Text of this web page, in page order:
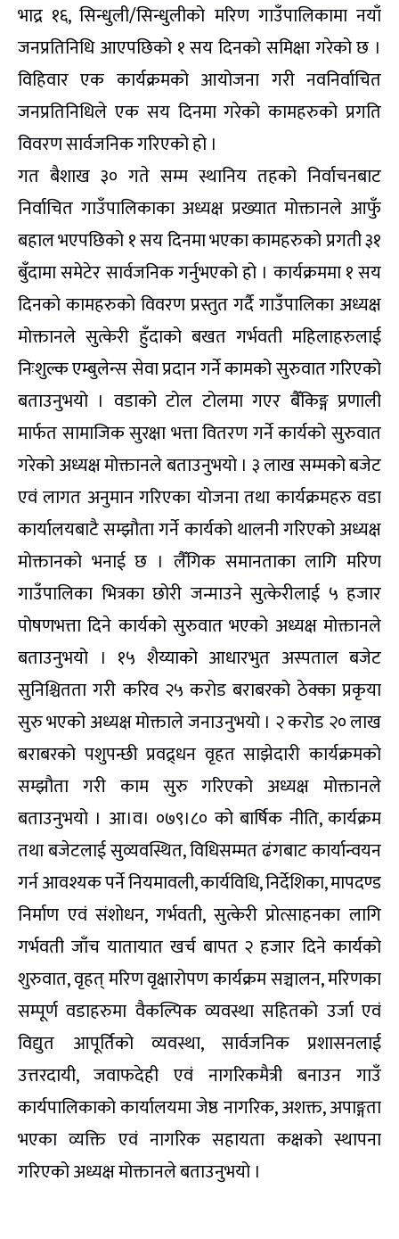
भाद्र १६, सिन्धुली/सिन्धुलीको मरिण गाउँपालिकामा नयाँ
जनप्रतिनिधि आएपछिको १ सय दिनको समिक्षा गरेको छ ।
विहिवार एक कार्यक्रमको आयोजना गरी नवनिर्वाचित
जनप्रतिनिधिले एक सय दिनमा गरेको कामहरुको प्रगति
विवरण सार्वजनिक गरिएको हो ।
गत बैशाख ३० गते सम्म स्थानिय तहको निर्वाचनबाट
निर्वाचित गाउँपालिकाका अध्यक्ष प्रख्यात मोक्तानले आफुँ
बहाल भएपछिको १ सय दिनमा भएका कामहरुको प्रगती ३१
बुँदामा समेटेर सार्वजनिक गर्नुभएको हो । कार्यक्रममा १ सय
दिनको कामहरुको विवरण प्रस्तुत गर्दै गाउँपालिका अध्यक्ष
मोक्तानले सुत्केरी हुँदाको बखत गर्भवती महिलाहरुलाई
निःशुल्क एम्बुलेन्स सेवा प्रदान गर्ने कामको सुरुवात गरिएको
बताउनुभयो । वडाको टोल टोलमा गएर बैँकिङ्ग प्रणाली
मार्फत सामाजिक सुरक्षा भत्ता वितरण गर्ने कार्यको सुरुवात
गरेको अध्यक्ष मोक्तानले बताउनुभयो । ३ लाख सम्मको बजेट
एवं लागत अनुमान गरिएका योजना तथा कार्यक्रमहरु वडा
कार्यालयबाटै सम्झौता गर्ने कार्यको थालनी गरिएको अध्यक्ष
मोक्तानको भनाई छ । लैँगिक समानताका लागि मरिण
गाउँपालिका भित्रका छोरी जन्माउने सुत्केरीलाई ५ हजार
पोषणभत्ता दिने कार्यको सुरुवात भएको अध्यक्ष मोक्तानले
बताउनुभयो । १५ शैय्याको आधारभुत अस्पताल बजेट
सुनिश्चितता गरी करिव २५ करोड बराबरको ठेक्का प्रकृया
सुरु भएको अध्यक्ष मोक्ताले जनाउनुभयो । २ करोड २० लाख
बराबरको पशुपन्छी प्रवद्र्धन वृहत साझेदारी कार्यक्रमको
सम्झौता गरी काम सुरु गरिएको अध्यक्ष मोक्तानले
बताउनुभयो । आ।व। ०७९।८० को बार्षिक नीति, कार्यक्रम
तथा बजेटलाई सुव्यवस्थित, विधिसम्मत ढंगबाट कार्यान्वयन
गर्न आवश्यक पर्ने नियमावली, कार्यविधि, निर्देशिका, मापदण्ड
निर्माण एवं संशोधन, गर्भवती, सुत्केरी प्रोत्साहनका लागि
गर्भवती जाँच यातायात खर्च बापत २ हजार दिने कार्यको
शुरुवात, वृहत् मरिण वृक्षारोपण कार्यक्रम सञ्चालन, मरिणका
सम्पूर्ण वडाहरुमा वैकल्पिक व्यवस्था सहितको उर्जा एवं
विद्युत आपूर्तिको व्यवस्था, सार्वजनिक प्रशासनलाई
उत्तरदायी, जवाफदेही एवं नागरिकमैत्री बनाउन गाउँ
कार्यपालिकाको कार्यालयमा जेष्ठ नागरिक, अशक्त, अपाङ्गता
भएका व्यक्ति एवं नागरिक सहायता कक्षको स्थापना
गरिएको अध्यक्ष मोक्तानले बताउनुभयो ।